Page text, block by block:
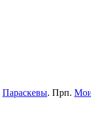
Параскевы. Прп.